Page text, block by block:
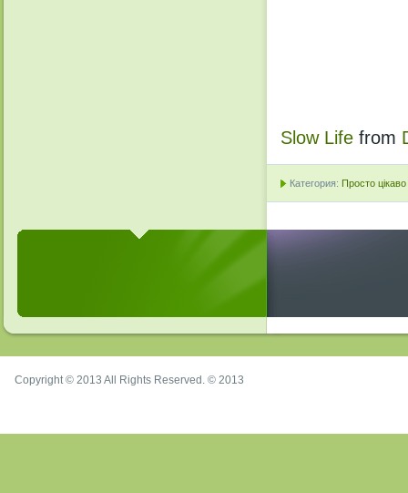
Slow Life from
Категория: Просто цікаво
Copyright © 2013 All Rights Reserved. © 2013